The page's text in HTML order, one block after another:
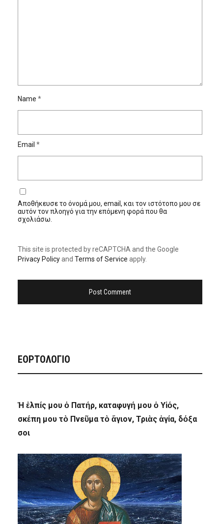
Name *
Email *
Αποθήκευσε το όνομά μου, email, και τον ιστότοπο μου σε
αυτόν τον πλοηγό για την επόμενη φορά που θα
σχολιάσω.
This site is protected by reCAPTCHA and the Google
Privacy Policyand Terms of Service apply.
ΕΟΡΤΟΛΟΓΙΟ
Ἡ ἐλπίς μου ὁ Πατήρ, καταφυγή μου ὁ Υἱός,
σκέπη μου τὸ Πνεῦμα τὸ ἅγιον, Τριὰς ἁγία, δόξα
σοι